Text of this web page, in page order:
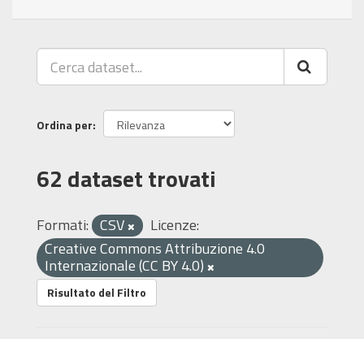
Ordina per
62 dataset trovati
Formati: CSV
Licenze:
Creative Commons Attribuzione 4.0
Internazionale (CC BY 4.0)
Risultato del Filtro